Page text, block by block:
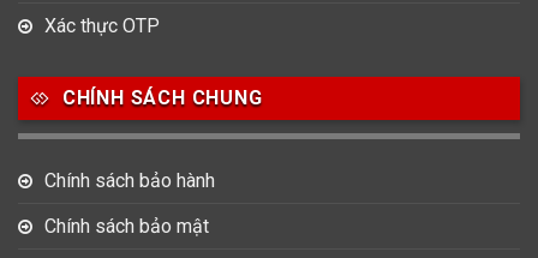
Xác thực OTP
CHÍNH SÁCH CHUNG
Chính sách bảo hành
Chính sách bảo mật